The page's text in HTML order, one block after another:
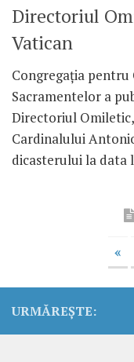
Directoriul
Vatican
Congregaţia
Sacramentelor a
Directoriul
Cardinalului
dicasterului la data
«
URMĂREȘTE: